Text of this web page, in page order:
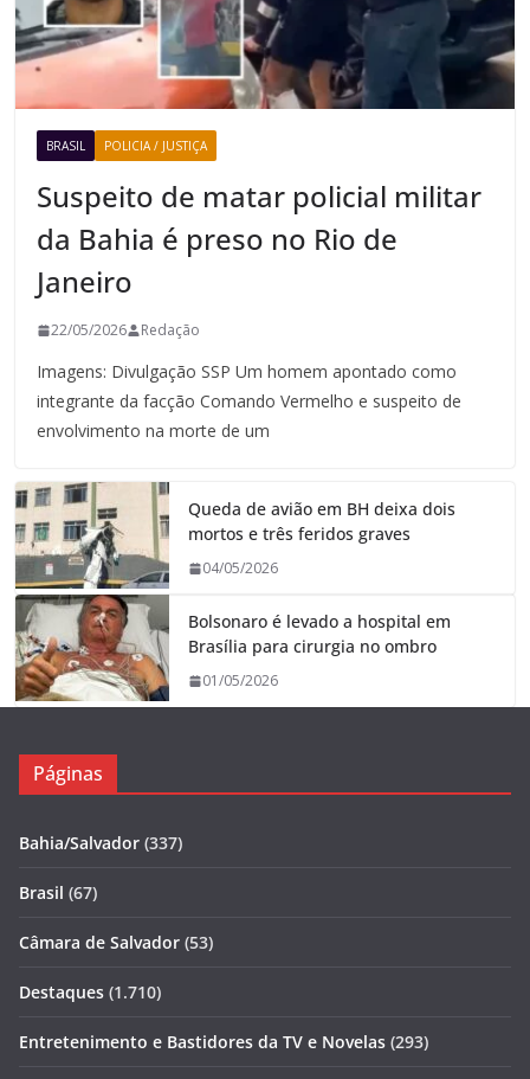
BRASIL POLICIA / JUSTIÇA
Suspeito de matar policial militar
da Bahia é preso no Rio de
Janeiro
22/05/2026 Redação
Imagens: Divulgação SSP Um homem apontado como
integrante da facção Comando Vermelho e suspeito de
envolvimento na morte de um
Queda de avião em BH deixa dois
mortos e três feridos graves
04/05/2026
Bolsonaro é levado a hospital em
Brasília para cirurgia no ombro
01/05/2026
Páginas
Bahia/Salvador (337)
Brasil (67)
Câmara de Salvador (53)
Destaques (1.710)
Entretenimento e Bastidores da TV e Novelas (293)